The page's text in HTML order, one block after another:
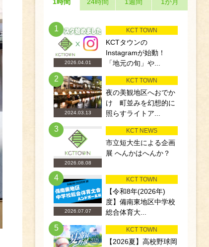
1
2026.04.01
KCT TOWN
KCTタウンの
Instagramが始動！
「地元の旬」や...
2
2024.03.13
KCT TOWN
夜の美観地区へおでか
け 町並みを幻想的に
照らすライトア...
3
2026.08.08
KCT NEWS
市立短大生による企画
展 へんかはへんか？
4
2026.07.07
KCT TOWN
【令和8年(2026年)
度】備南東地区中学校
総合体育大...
5 KCT TOWN
【2026夏】高校野球岡